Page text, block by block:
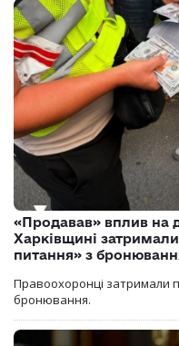
«Продавав» вплив на
Харківщині
питання» з
Правоохоронці затримали
бронювання.